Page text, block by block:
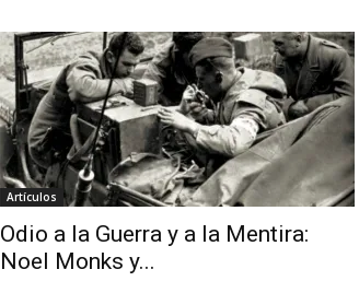
Artículos
Odio a la Guerra y a la Mentira:
Noel Monks y...